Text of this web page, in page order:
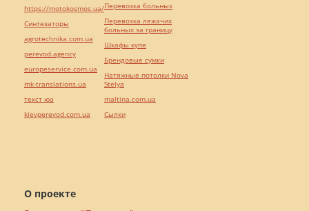
О проекте
https://motokosmos.ua/
Синтезаторы
agrotechnika.com.ua
perevod.agency
europeservice.com.ua
mk-translations.ua
текст юа
kievperevod.com.ua
Перевозка больных
Перевозка лежачих
больных за границу
Шкафы купе
Брендовые сумки
Натяжные потолки Nova
Stelya
maltina.com.ua
Cылки